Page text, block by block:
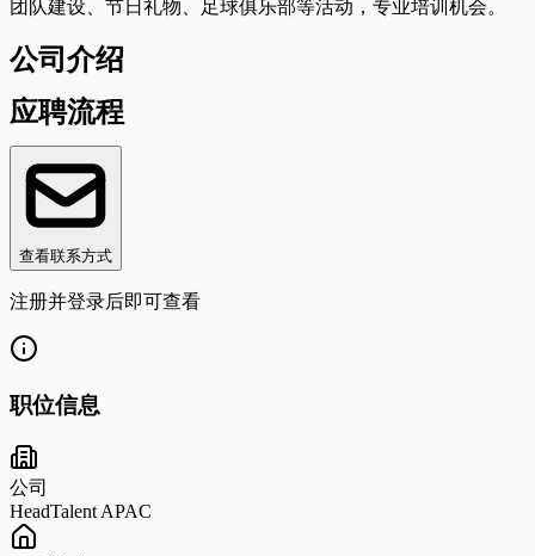
团队建设、节日礼物、足球俱乐部等活动，专业培训机会。
公司介绍
应聘流程
查看联系方式
注册并登录后即可查看
职位信息
公司
HeadTalent APAC